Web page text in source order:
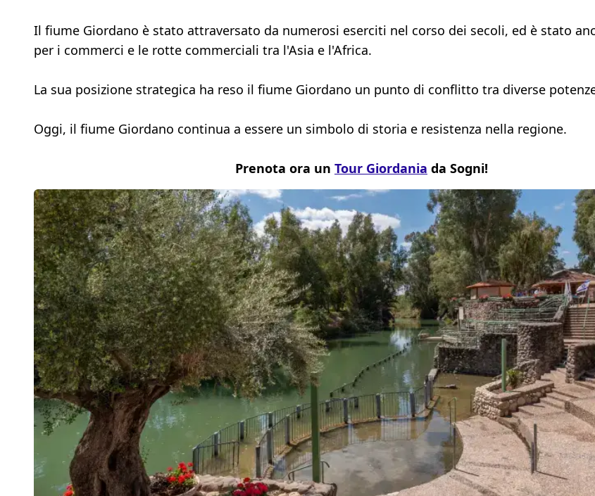
Il fiume Giordano è stato attraversato da numerosi eserciti nel corso dei secoli, ed è stato
per i commerci e le rotte commerciali tra l'Asia e l'Africa.
La sua posizione strategica ha reso il fiume Giordano un punto di conflitto tra diverse
Oggi, il fiume Giordano continua a essere un simbolo di storia e resistenza nella regione.
Prenota ora un Tour Giordania da Sogni!